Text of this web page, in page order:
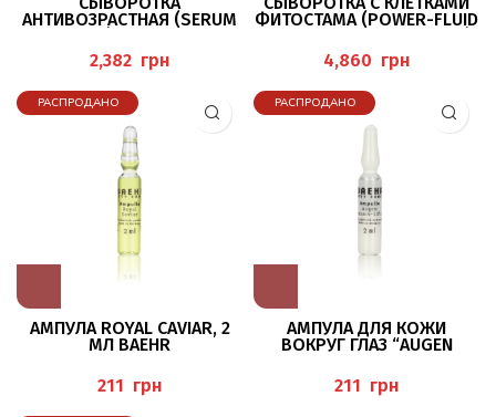
АНТИВОЗРАСТНАЯ (SERUM
грн
ФИТОСТАМА (POWER-FLUID
30 МЛ BAEHR
грн
РАСПРОДАНО
АМПУЛА ROYAL CAVIAR, 2
МЛ BAEHR
грн
РАСПРОДАНО
АМПУЛА ДЛЯ КОЖИ
ВОКРУГ ГЛАЗ “AUGEN
BAEHR
грн